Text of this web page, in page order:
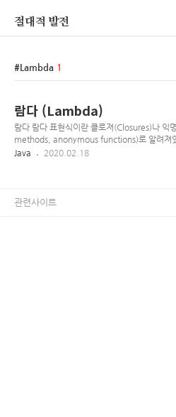
절대적 발전
Lambda 1
람다 (Lambda)
람다 람다 표현식이란 클로져(Closures)나
methods, anonymous functions)로 알려져
드를 나타내기 위한 표현식(expression)이라
개변수들, ->(화살표) 그리고 body로 이루어
Java 2020.02.18
관련사이트